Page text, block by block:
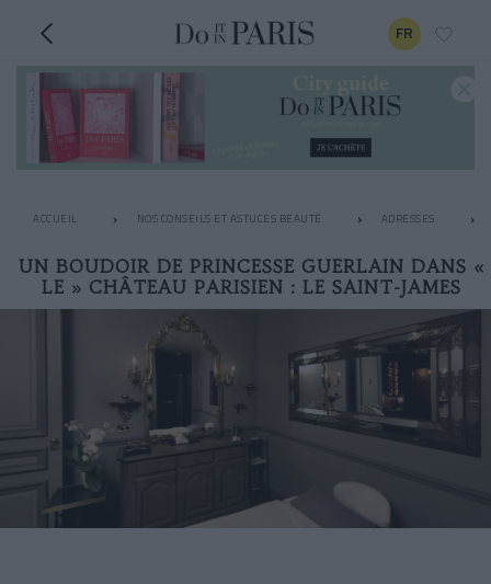
FR
ACCUEIL NOS CONSEILS ET ASTUCES BEAUTÉ ADRESSES
UN BOUDOIR DE PRINCESSE GUERLAIN DANS «
LE » CHÂTEAU PARISIEN : LE SAINT-JAMES